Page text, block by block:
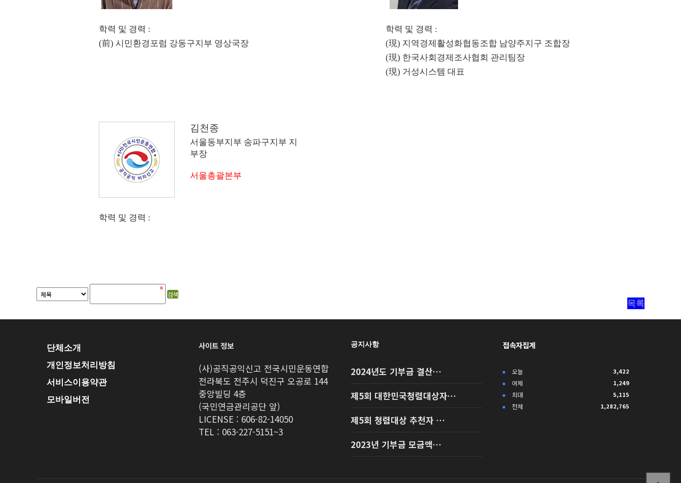
학력 및 경력 :
(前) 시민환경포럼 강동구지부 영상국장
학력 및 경력 :
(現) 지역경제활성화협동조합 남양주지구 조합장
(現) 한국사회경제조사협회 관리팀장
(現) 거성시스템 대표
김천종
서울동부지부 송파구지부 지
부장
서울총괄본부
학력 및 경력 :
목록
단체소개
개인정보처리방침
서비스이용약관
모바일버전
사이트 정보
(사)공직공익신고 전국시민운동연합
전라북도 전주시 덕진구 오공로 144
중앙빌딩 4층
(국민연금관리공단 앞)
LICENSE : 606-82-14050
TEL : 063-227-5151~3
공지사항
2024년도 기부금 결산…
제5회 대한민국청렴대상자…
제5회 청렴대상 추천자 …
2023년 기부금 모금액…
접속자집계
오늘 3,422
어제 1,249
최대 5,115
전체 1,282,765